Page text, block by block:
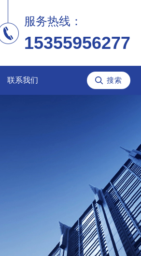
服务热线：
15355956277
联系我们